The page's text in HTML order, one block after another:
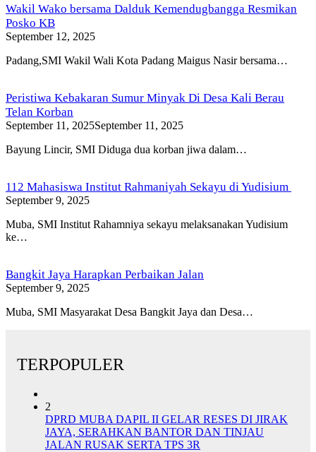
Wakil Wako bersama Dalduk Kemendugbangga Resmikan
Posko KB
September 12, 2025
Padang,SMI Wakil Wali Kota Padang Maigus Nasir bersama…
Peristiwa Kebakaran Sumur Minyak Di Desa Kali Berau
Telan Korban
September 11, 2025September 11, 2025
Bayung Lincir, SMI Diduga dua korban jiwa dalam…
112 Mahasiswa Institut Rahmaniyah Sekayu di Yudisium
September 9, 2025
Muba, SMI Institut Rahamniya sekayu melaksanakan Yudisium
ke…
Bangkit Jaya Harapkan Perbaikan Jalan
September 9, 2025
Muba, SMI Masyarakat Desa Bangkit Jaya dan Desa…
TERPOPULER
2
DPRD MUBA DAPIL II GELAR RESES DI JIRAK
JAYA, SERAHKAN BANTOR DAN TINJAU
JALAN RUSAK SERTA TPS 3R